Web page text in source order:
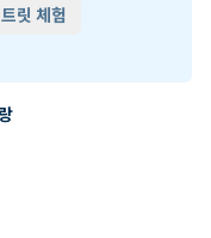
릿 체험